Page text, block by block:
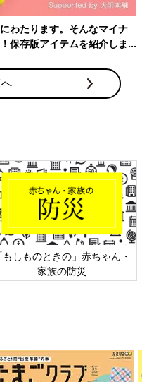
わたります。そんなマイナ
保存版アイテムを紹介しま
もしものときの」赤ちゃん・
家族の防災